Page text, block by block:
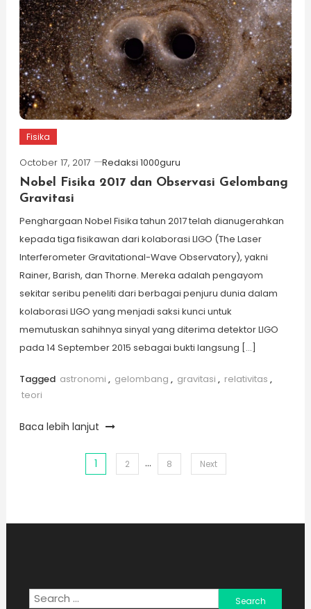
Fisika
October 17, 2017
Redaksi 1000guru
Nobel Fisika 2017 dan Observasi Gelombang
Gravitasi
Penghargaan Nobel Fisika tahun 2017 telah dianugerahkan
kepada tiga fisikawan dari kolaborasi LIGO (The Laser
Interferometer Gravitational-Wave Observatory), yakni
Rainer, Barish, dan Thorne. Mereka adalah pengayom
sekitar seribu peneliti dari berbagai penjuru dunia dalam
kolaborasi LIGO yang menjadi saksi kunci untuk
memutuskan sahihnya sinyal yang diterima detektor LIGO
pada 14 September 2015 sebagai bukti langsung […]
Tagged astronomi , gelombang , gravitasi , relativitas ,
teori
Baca lebih lanjut
1 2 … 8 Next
Search